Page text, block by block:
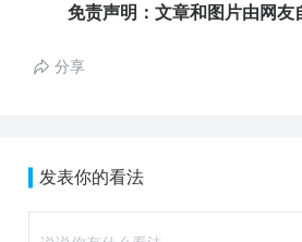
免责声明：文章和图片由网友
分享
发表你的看法